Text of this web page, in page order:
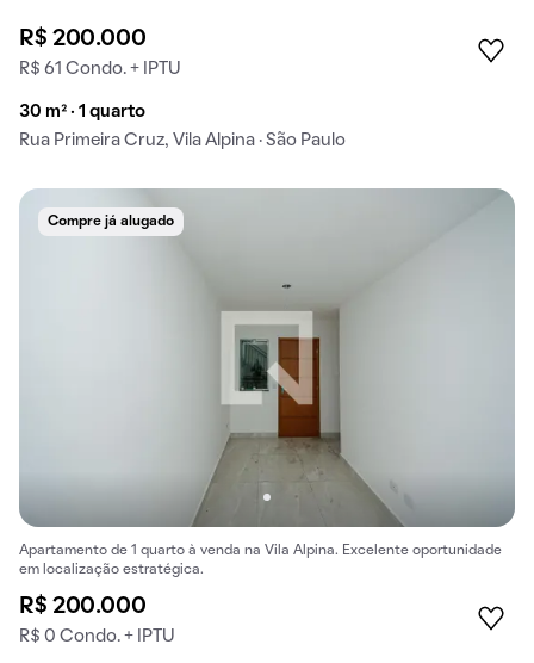
R$ 200.000
R$ 61 Condo. + IPTU
30 m² · 1 quarto
Rua Primeira Cruz, Vila Alpina · São Paulo
Compre já alugado
Apartamento de 1 quarto à venda na Vila Alpina. Excelente oportunidade
em localização estratégica.
R$ 200.000
R$ 0 Condo. + IPTU